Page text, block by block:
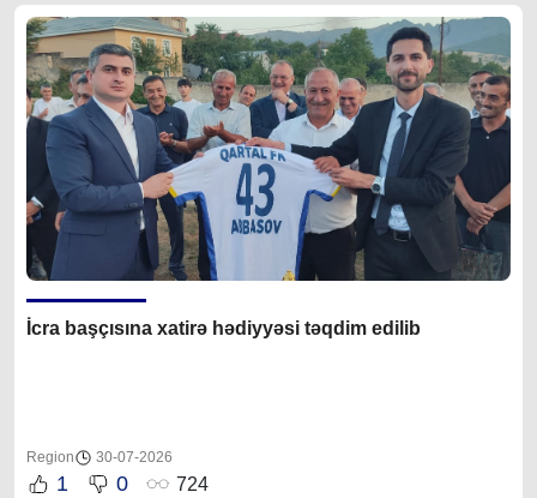
İcra başçısına xatirə hədiyyəsi təqdim edilib
Region 30-07-2026
1 0 724